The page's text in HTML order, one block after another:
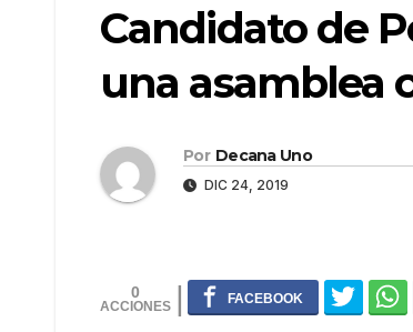
Candidato de
una asamblea
Por Decana Uno
DIC 24, 2019
0